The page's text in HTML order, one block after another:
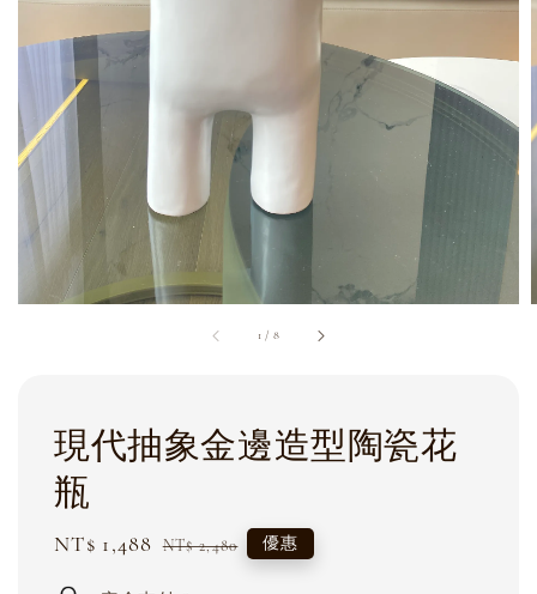
1 / 8
現代抽象金邊造型陶瓷花
瓶
Sale
NT$ 1,488 Regular
NT$ 2,480 優惠